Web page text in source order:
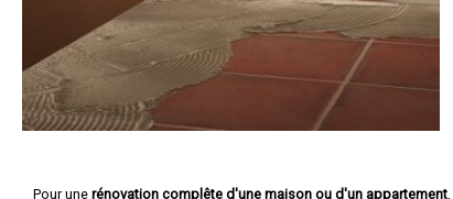
Pour une rénovation complête d'une maison ou d'un appartement